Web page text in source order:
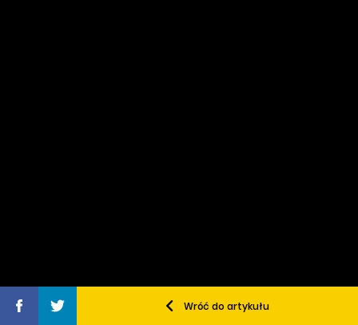
Wróć do artykułu